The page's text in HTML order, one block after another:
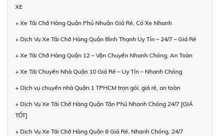
XE
+ Xe Tải Chở Hàng Quận Phú Nhuận Giá Rẻ, Có Xe Nhanh
+ Dịch Vụ Xe Tải Chở Hàng Quận Bình Thạnh Uy Tín – 24/7 – Giá Rẻ
+ Xe Tải Chở Hàng Quận 12 – Vận Chuyển Nhanh Chóng, An Toàn
+ Xe Tải Chuyển Nhà Quận 10 Giá Rẻ – Uy Tín – Nhanh Chóng
+ Dịch vụ chuyển nhà Quận 1 TPHCM trọn gói, giá rẻ, an toàn
+ Dịch Vụ Xe Tải Chở Hàng Quận Tân Phú Nhanh Chóng 24/7 [GIÁ
TỐT]
+ Dịch Vụ Xe Tải Chở Hàng Quận 8 Giá Rẻ, Nhanh Chóng, 24/7